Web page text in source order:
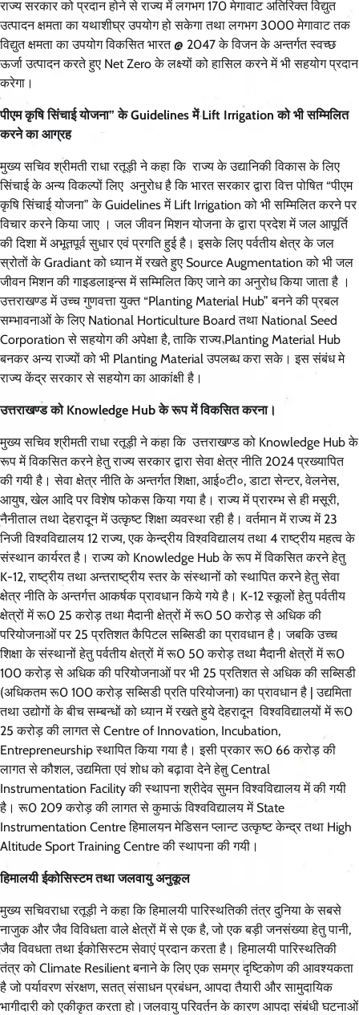
राज्य सरकार को प्रदान होने से राज्य में लगभग 170 मेगावाट अतिरिक्त विद्युत
उत्पादन क्षमता का यथाशीघ्र उपयोग हो सकेगा तथा लगभग 3000 मेगावाट तक
विद्युत क्षमता का उपयोग विकसित भारत @ 2047 के विजन के अन्तर्गत स्वच्छ
ऊर्जा उत्पादन करते हुए Net Zero के लक्ष्यों को हासिल करने में भी सहयोग प्रदान
करेगा।
पीएम कृषि सिंचाई योजना” के Guidelines में Lift Irrigation को भी सम्मिलित
करने का आग्रह
मुख्य सचिव श्रीमती राधा रतूड़ी ने कहा कि राज्य के उद्यानिकी विकास के लिए
सिंचाई के अन्य विकल्पों लिए अनुरोध है कि भारत सरकार द्वारा वित्त पोषित “पीएम
कृषि सिंचाई योजना” के Guidelines में Lift Irrigation को भी सम्मिलित करने पर
विचार करने किया जाए । जल जीवन मिशन योजना के द्वारा प्रदेश में जल आपूर्ति
की दिशा में अभूतपूर्व सुधार एवं प्रगति हुई है। इसके लिए पर्वतीय क्षेत्र के जल
स्रोतों के Gradiant को ध्यान में रखते हुए Source Augmentation को भी जल
जीवन मिशन की गाइडलाइन्स में सम्मिलित किए जाने का अनुरोध किया जाता है ।
उत्तराखण्ड में उच्च गुणवत्ता युक्त “Planting Material Hub” बनने की प्रबल
सम्भावनाओं के लिए National Horticulture Board तथा National Seed
Corporation से सहयोग की अपेक्षा है, ताकि राज्य Planting Material Hub
बनकर अन्य राज्यों को भी Planting Material उपलब्ध करा सके। इस संबंध मे
राज्य केंद्र सरकार से सहयोग का आकांक्षी है।
उत्तराखण्ड को Knowledge Hub के रूप में विकसित करना।
मुख्य सचिव श्रीमती राधा रतूड़ी ने कहा कि उत्तराखण्ड को Knowledge Hub के
रूप में विकसित करने हेतु राज्य सरकार द्वारा सेवा क्षेत्र नीति 2024 प्रख्यापित
की गयी है। सेवा क्षेत्र नीति के अन्तर्गत शिक्षा, आई०टी०, डाटा सेन्टर, वेलनेस,
आयुष, खेल आदि पर विशेष फोकस किया गया है। राज्य में प्रारम्भ से ही मसूरी,
नैनीताल तथा देहरादून में उत्कृष्ट शिक्षा व्यवस्था रही है। वर्तमान में राज्य में 23
निजी विश्वविद्यालय 12 राज्य, एक केन्द्रीय विश्वविद्यालय तथा 4 राष्ट्रीय महत्व के
संस्थान कार्यरत है। राज्य को Knowledge Hub के रूप में विकसित करने हेतु
K-12, राष्ट्रीय तथा अन्तराष्ट्रीय स्तर के संस्थानों को स्थापित करने हेतु सेवा
क्षेत्र नीति के अन्तर्गत्त आकर्षक प्रावधान किये गये है। K-12 स्कूलों हेतु पर्वतीय
क्षेत्रों में रू0 25 करोड़ तथा मैदानी क्षेत्रों में रू0 50 करोड़ से अधिक की
परियोजनाओं पर 25 प्रतिशत कैपिटल सब्सिडी का प्रावधान है। जबकि उच्च
शिक्षा के संस्थानों हेतु पर्वतीय क्षेत्रों में रू0 50 करोड़ तथा मैदानी क्षेत्रों में रू0
100 करोड़ से अधिक की परियोजनाओं पर भी 25 प्रतिशत से अधिक की सब्सिडी
(अधिकतम रू0 100 करोड़ सब्सिडी प्रति परियोजना) का प्रावधान है | उद्यमिता
तथा उद्योगों के बीच सम्बन्धों को ध्यान में रखते हुये देहरादून विश्वविद्यालयों में रू0
25 करोड़ की लागत से Centre of Innovation, Incubation,
Entrepreneurship स्थापित किया गया है। इसी प्रकार रू0 66 करोड़ की
लागत से कौशल, उद्यमिता एवं शोध को बढ़ावा देने हेतु Central
Instrumentation Facility की स्थापना श्रीदेव सुमन विश्वविद्यालय में की गयी
है। रू0 209 करोड़ की लागत से कुमाऊं विश्वविद्यालय में State
Instrumentation Centre हिमालयन मेडिसन प्लान्ट उत्कृष्ट केन्द्र तथा High
Altitude Sport Training Centre की स्थापना की गयी।
हिमालयी ईकोसिस्टम तथा जलवायु अनुकूल
मुख्य सचिवराधा रतूड़ी ने कहा कि हिमालयी पारिस्थतिकी तंत्र दुनिया के सबसे
नाजुक और जैव विविधता वाले क्षेत्रों में से एक है, जो एक बड़ी जनसंख्या हेतु पानी,
जैव विवधता तथा ईकोसिस्टम सेवाएं प्रदान करता है। हिमालयी पारिस्थतिकी
तंत्र को Climate Resilient बनाने के लिए एक समग्र दृष्टिकोण की आवश्यकता
है जो पर्यावरण संरक्षण, सतत् संसाधन प्रबंधन, आपदा तैयारी और सामुदायिक
भागीदारी को एकीकृत करता हो।जलवायु परिवर्तन के कारण आपदा संबंधी घटनाओं